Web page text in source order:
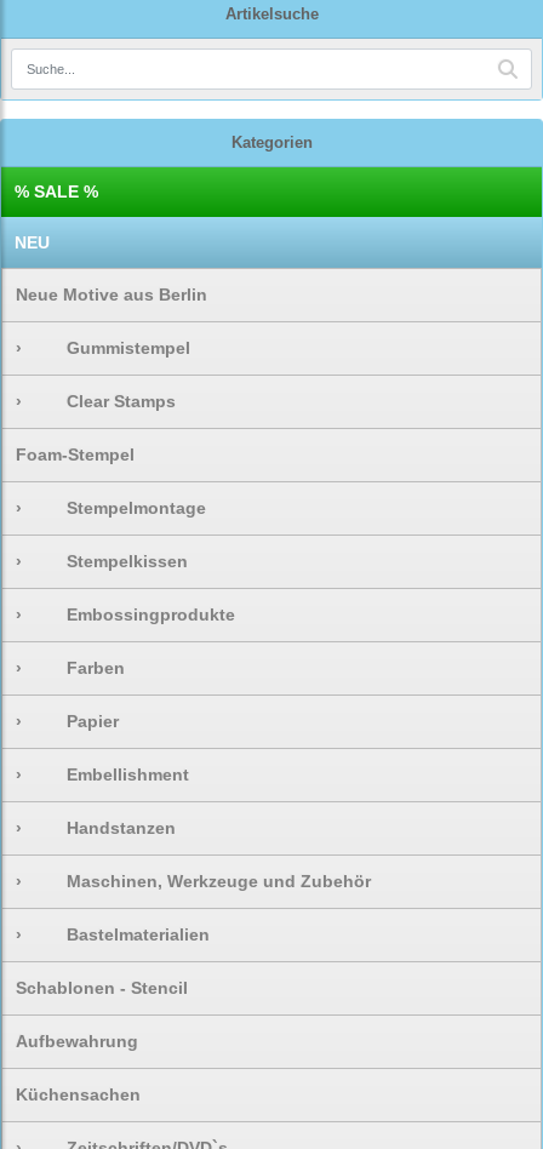
Artikelsuche
Kategorien
% SALE %
NEU
Neue Motive aus Berlin
› Gummistempel
› Clear Stamps
Foam-Stempel
› Stempelmontage
› Stempelkissen
› Embossingprodukte
› Farben
› Papier
› Embellishment
› Handstanzen
› Maschinen, Werkzeuge und Zubehör
› Bastelmaterialien
Schablonen - Stencil
Aufbewahrung
Küchensachen